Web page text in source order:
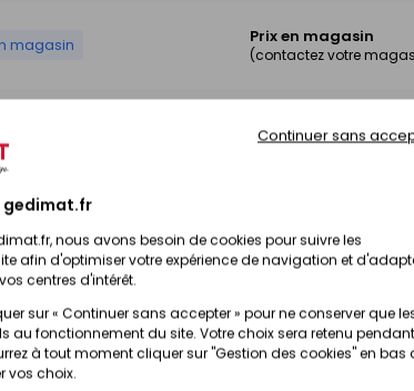
gedimat.fr
nous avons besoin de cookies pour suivre les
afin d'optimiser votre expérience de navigation et
centres d'intérêt.
sur « Continuer sans accepter » pour ne conserver que
au fonctionnement du site. Votre choix sera retenu pendant
à tout moment cliquer sur "Gestion des cookies" en bas
vos choix.
Continuer sans
magasin Prix en magasin
(contactez votre
magasin Prix en magasin
(contactez votre